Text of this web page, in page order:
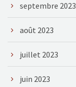
septembre 2023
août 2023
juillet 2023
juin 2023